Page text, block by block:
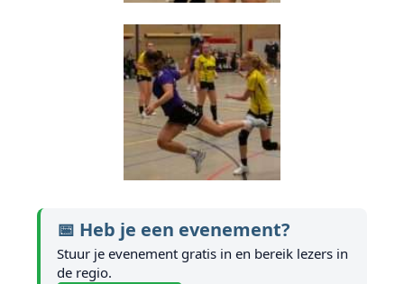
📅 Heb je een evenement?
Stuur je evenement gratis in en bereik lezers in
de regio.